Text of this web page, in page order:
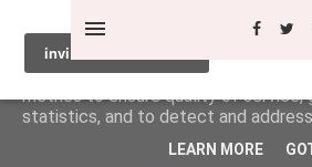
This site uses cookies from Google
and to analyze traffic. Your IP
shared with Google along with
metrics to ensure quality of service,
statistics, and to detect and
LEARN MORE